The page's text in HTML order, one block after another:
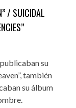
/ SUICIDAL
su
también
su álbum